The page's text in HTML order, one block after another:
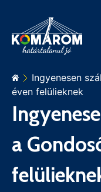
Ingyenesen
éven felülieknek
a